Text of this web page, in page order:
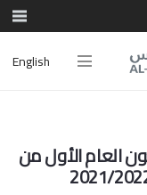
English
العام الأول من